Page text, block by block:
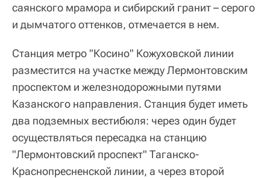
саянского мрамора и сибирский гранит – серого
и дымчатого оттенков, отмечается в нем.
Станция метро "Косино" Кожуховской линии
разместится на участке между Лермонтовским
проспектом и железнодорожными путями
Казанского направления. Станция будет иметь
два подземных вестибюля: через один будет
осуществляться пересадка на станцию
"Лермонтовский проспект" Таганско-
Краснопресненской линии, а через второй